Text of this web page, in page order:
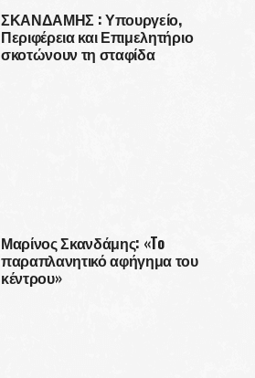
ΣΚΑΝΔΑΜΗΣ : Υπουργείο,
Περιφέρεια και Επιμελητήριο
σκοτώνουν τη σταφίδα
Μαρίνος Σκανδάμης: «To
παραπλανητικό αφήγημα του
κέντρου»